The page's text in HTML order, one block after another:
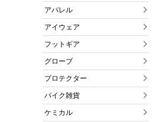
アパレル
アイウェア
フットギア
グローブ
プロテクター
バイク雑貨
ケミカル